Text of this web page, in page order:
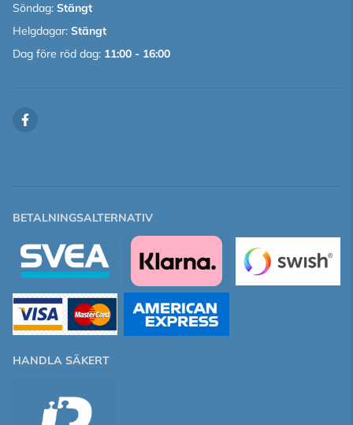
Söndag: Stängt
Helgdagar: Stängt
Dag före röd dag: 11:00 - 16:00
BETALNINGSALTERNATIV
HANDLA SÄKERT